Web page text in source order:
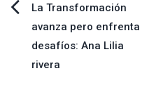
Navegación
de
entradas
La Transformación
avanza pero enfrenta
desafíos: Ana Lilia
rivera